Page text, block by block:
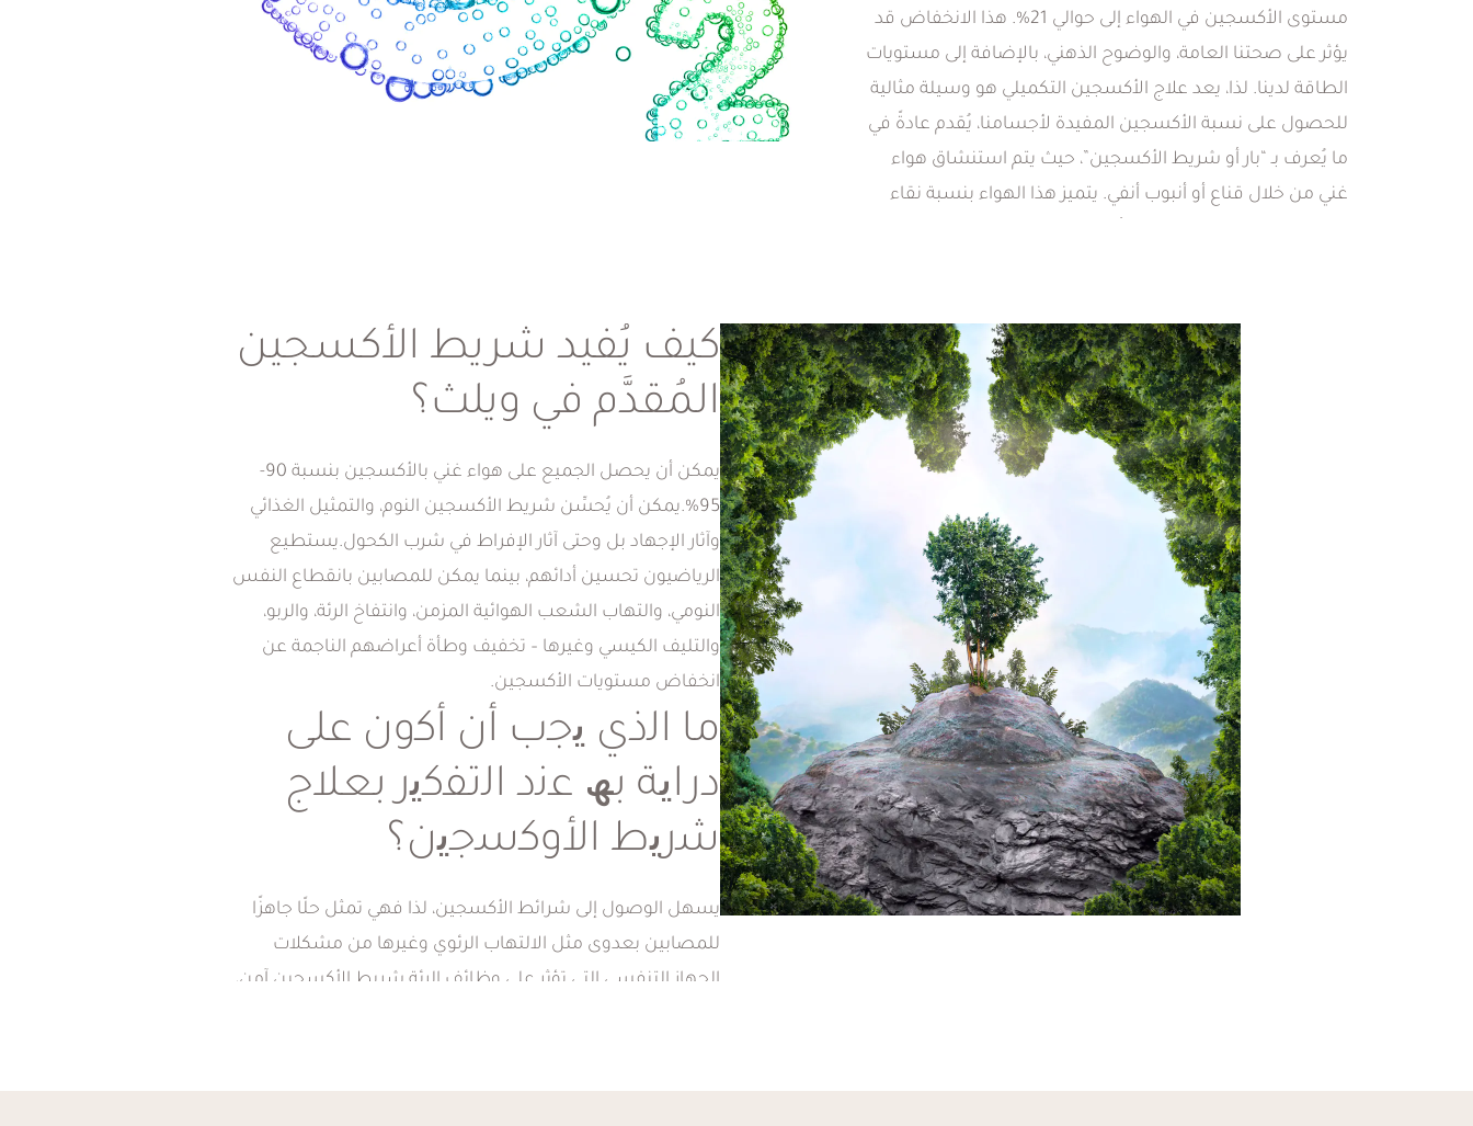
مستوى الأكسجين في الهواء إلى حوالي 21%. هذا الانخفاض قد
يؤثر على صحتنا العامة، والوضوح الذهني، بالإضافة إلى مستويات
الطاقة لدينا. لذا، يعد علاج الأكسجين التكميلي هو وسيلة مثالية
للحصول على نسبة الأكسجين المفيدة لأجسامنا، يُقدم عادةً في
ما يُعرف بـ “بار أو شريط الأكسجين”، حيث يتم استنشاق هواء
غني من خلال قناع أو أنبوب أنفي. يتميز هذا الهواء بنسبة نقاء
العامة. من خلال توفير كمية إضافية من الأكسجين، يساعد
العلاج في تعويض النقص الناتج عن التلوث، مما يدعم وظائف
الجسم ويحسن الأداء العام.
من يمكنه الاستفادة من
علاج شريط الأكسجين؟
علاج شريط الأكسجين مناسب للأشخاص الذين يعانون من
التعب أو التوتر أو صعوبة في التركيز بسبب قلة الأكسجين في
محيطهم. إذا كنت تعيش في مدينة ملوثة أو تعاني من جدول
يومي مزدحم مليء بالضغوط وتبحث عن تحسين صحتك بشكل
عام، فهذا العلاج يمكن أن يكون الخيار المثالي لك.
أيضًا، علاج بار الأكسجين قد يكون مفيدًا للرياضيين ومحبي اللياقة
البدنية الذين يرغبون في التعافي بسرعة وتحسين أدائهم.
بالإضافة إلى ذلك، يمكن أن يساعد من يسعون لتقوية
أو التعافي من الأمراض.
كيف يعمل علاج شريط
الجلوس بشكل مريح واستنشاق الأكسجين المركز من خلال قناع
كيف يُفيد شريط الأكسجين
المُقدَّم في ويلث؟
يمكن أن يحصل الجميع على هواء غني بالأكسجين بنسبة 90-
95%.يمكن أن يُحسِّن شريط الأكسجين النوم، والتمثيل الغذائي
وآثار الإجهاد بل وحتى آثار الإفراط في شرب الكحول.يستطيع
الرياضيون تحسين أدائهم، بينما يمكن للمصابين بانقطاع النفس
النومي، والتهاب الشعب الهوائية المزمن، وانتفاخ الرئة، والربو،
والتليف الكيسي وغيرها – تخفيف وطأة أعراضهم الناجمة عن
انخفاض مستويات الأكسجين.
ﻣﺎ اﻟذي ﯾﺟب أن أﻛون ﻋﻠﻰ
دراﯾﺔ ﺑﮫ ﻋﻧد اﻟﺗﻔﻛﯾر ﺑﻌﻼج
ﺷرﯾط اﻷوﻛﺳﺟﯾن؟
يسهل الوصول إلى شرائط الأكسجين، لذا فهي تمثل حلًا جاهزًا
للمصابين بعدوى مثل الالتهاب الرئوي وغيرها من مشكلات
الجهاز التنفسي التي تؤثر على وظائف الرئة.شريط الأكسجين آمن،
علاج شريط الأكسجين في